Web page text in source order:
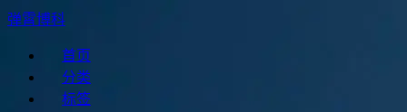
弹霄博科
首页
分类
标签